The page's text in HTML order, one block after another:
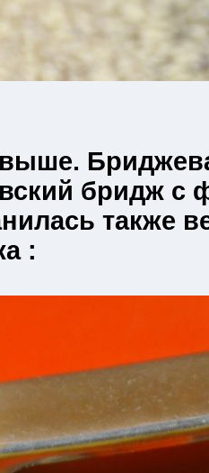
бридж с
также
: